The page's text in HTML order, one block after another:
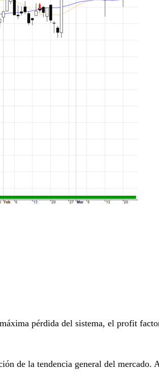
pérdida del sistema, el profit
de la tendencia general del mercado.